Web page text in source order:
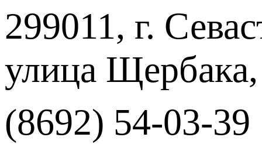
299011, г.
улица
(8692) 54-03-39